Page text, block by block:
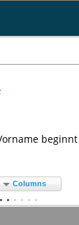
beginnt
Columns